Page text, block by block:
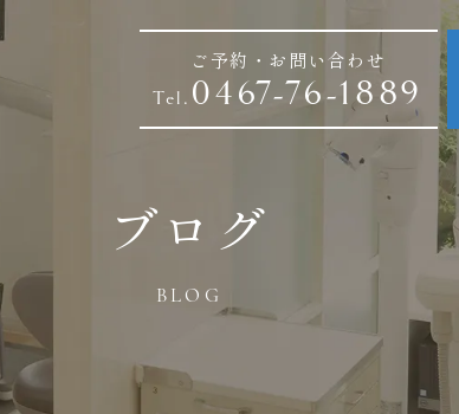
ご予約・お問い合わせ
Tel. 0467-76-1889
ブログ
BLOG